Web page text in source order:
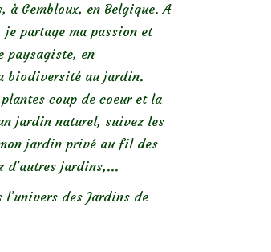
à Gembloux, en Belgique. A
je partage ma passion et
paysagiste, en
biodiversité au jardin.
plantes coup de coeur et la
jardin naturel, suivez les
jardin privé au fil des
d’autres jardins,...
l’univers des Jardins de